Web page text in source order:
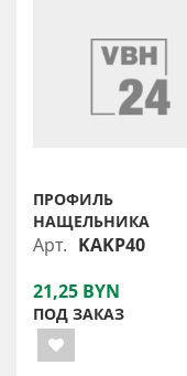
ПРОФИЛЬ
НАЩЕЛЬНИКА
Арт. KAKP40
21,25 BYN
ПОД ЗАКАЗ